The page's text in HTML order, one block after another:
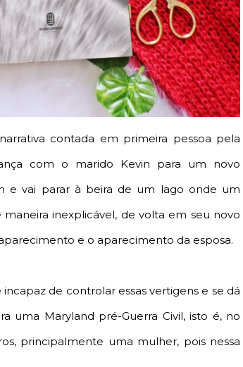
contada em primeira pessoa pela
com o marido Kevin para um novo
e vai parar à beira de um lago onde um
inexplicável, de volta em seu novo
e o aparecimento da esposa.
de controlar essas vertigens e se dá
uma Maryland pré-Guerra Civil, isto é, no
principalmente uma mulher, pois nessa